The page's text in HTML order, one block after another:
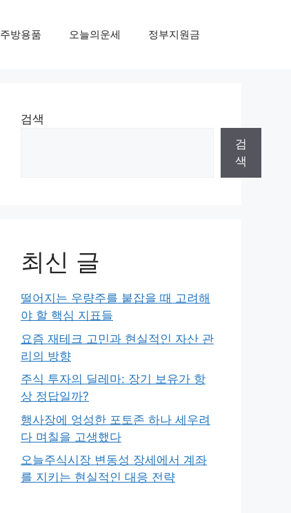
주방용품 오늘의운세 정부지원금
검색
검
색
최신 글
떨어지는 우량주를 붙잡을 때 고려해
야 할 핵심 지표들
요즘 재테크 고민과 현실적인 자산 관
리의 방향
주식 투자의 딜레마: 장기 보유가 항
상 정답일까?
행사장에 엉성한 포토존 하나 세우려
다 며칠을 고생했다
오늘주식시장 변동성 장세에서 계좌
를 지키는 현실적인 대응 전략